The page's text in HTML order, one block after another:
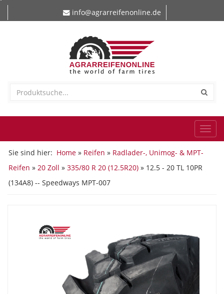
info@agrarreifenonline.de
Sie sind hier: Home » Reifen » Radlader-, Unimog- & MPT-
Reifen » 20 Zoll » 335/80 R 20 (12.5R20) » 12.5 - 20 TL 10PR
(134A8) -- Speedways MPT-007